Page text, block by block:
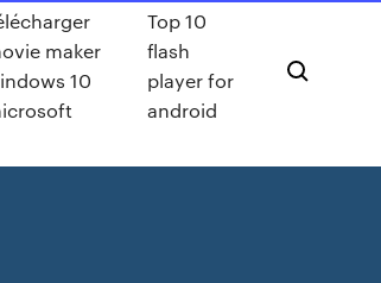
maker
10
Top 10
flash
player for
android